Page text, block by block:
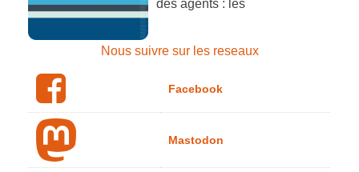
des agents : les
Nous suivre sur les reseaux
Facebook
Mastodon